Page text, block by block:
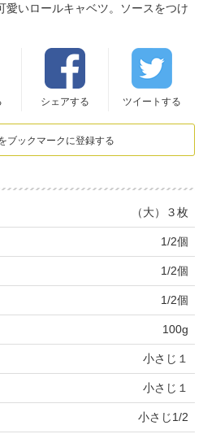
愛いロールキャベツ。ソースをつけ
シェアする ツイートする
ブックマークに登録する
（大）３枚
1/2個
1/2個
1/2個
100g
小さじ１
小さじ１
小さじ1/2